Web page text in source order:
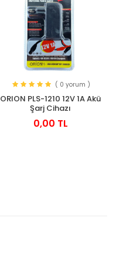
( 0 yorum )
ORION PLS-1210 12V 1A Akü
Şarj Cihazı
0,00 TL